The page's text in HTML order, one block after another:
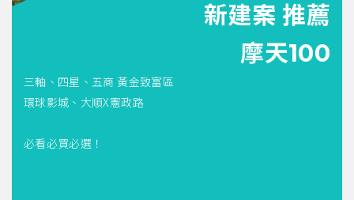
新建案 推薦
摩天100
三軸、四星、五商 黃金致富區
環球影城、大順X憲政路
必看必買必選！